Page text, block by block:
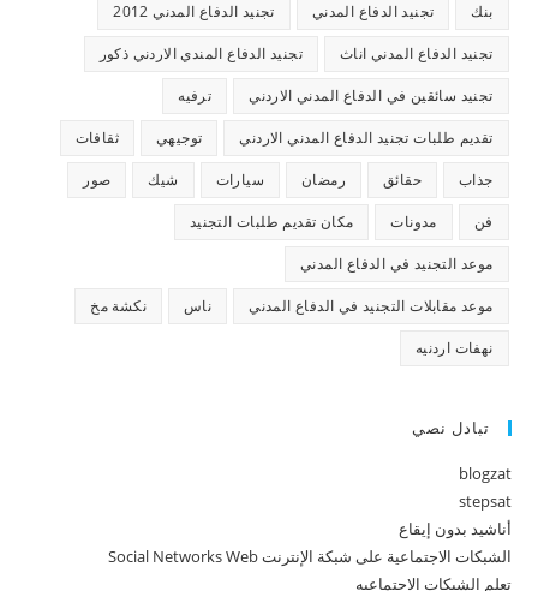
بنك تجنيد الدفاع المدني تجنيد الدفاع المدني 2012
تجنيد الدفاع المدني اناث تجنيد الدفاع المندي الاردني ذكور
تجنيد سائقين في الدفاع المدني الاردني ترفيه
تقديم طلبات تجنيد الدفاع المدني الاردني توجيهي ثقافات
جذاب حقائق رمضان سيارات شيك صور
فن مدونات مكان تقديم طلبات التجنيد
موعد التجنيد في الدفاع المدني
موعد مقابلات التجنيد في الدفاع المدني ناس نكشة مخ
نهفات اردنيه
تبادل نصي
blogzat
stepsat
أناشيد بدون إيقاع
الشبكات الاجتماعية على شبكة الإنترنت Social Networks Web
تعلم الشبكات الاجتماعيه